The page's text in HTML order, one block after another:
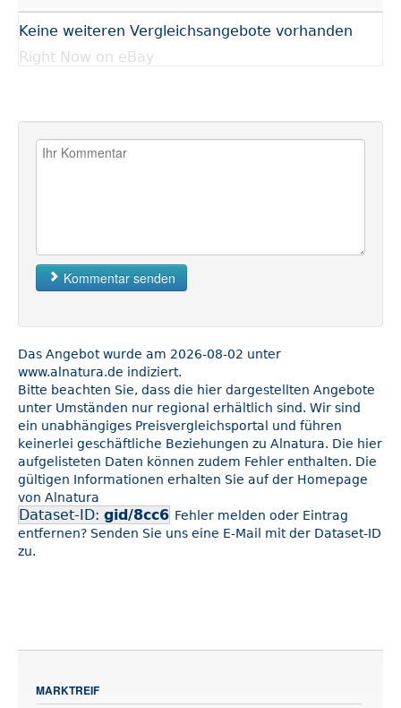
Keine weiteren Vergleichsangebote vorhanden
Right Now on eBay
Kommentar senden
Das Angebot wurde am 2026-08-02 unter
www.alnatura.de indiziert.
Bitte beachten Sie, dass die hier dargestellten Angebote
unter Umständen nur regional erhältlich sind. Wir sind
ein unabhängiges Preisvergleichsportal und führen
keinerlei geschäftliche Beziehungen zu Alnatura. Die hier
aufgelisteten Daten können zudem Fehler enthalten. Die
gültigen Informationen erhalten Sie auf der Homepage
von Alnatura
Dataset-ID: gid/8cc6 Fehler melden oder Eintrag
entfernen? Senden Sie uns eine E-Mail mit der Dataset-ID
zu.
MARKTREIF